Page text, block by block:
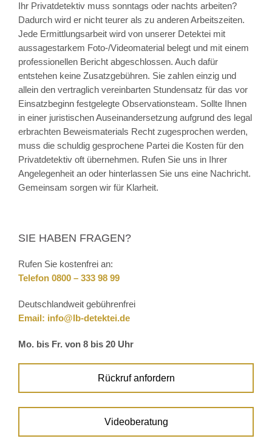
Ihr Privatdetektiv muss sonntags oder nachts arbeiten?
Dadurch wird er nicht teurer als zu anderen Arbeitszeiten.
Jede Ermittlungsarbeit wird von unserer Detektei mit
aussagestarkem Foto-/Videomaterial belegt und mit einem
professionellen Bericht abgeschlossen. Auch dafür
entstehen keine Zusatzgebühren. Sie zahlen einzig und
allein den vertraglich vereinbarten Stundensatz für das vor
Einsatzbeginn festgelegte Observationsteam. Sollte Ihnen
in einer juristischen Auseinandersetzung aufgrund des legal
erbrachten Beweismaterials Recht zugesprochen werden,
muss die schuldig gesprochene Partei die Kosten für den
Privatdetektiv oft übernehmen. Rufen Sie uns in Ihrer
Angelegenheit an oder hinterlassen Sie uns eine Nachricht.
Gemeinsam sorgen wir für Klarheit.
SIE HABEN FRAGEN?
Rufen Sie kostenfrei an:
Telefon 0800 – 333 98 99
Deutschlandweit gebührenfrei
Email: info@lb-detektei.de
Mo. bis Fr. von 8 bis 20 Uhr
Rückruf anfordern
Videoberatung